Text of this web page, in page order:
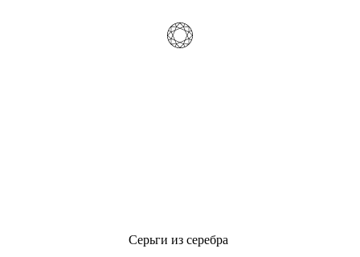
Серьги из серебра